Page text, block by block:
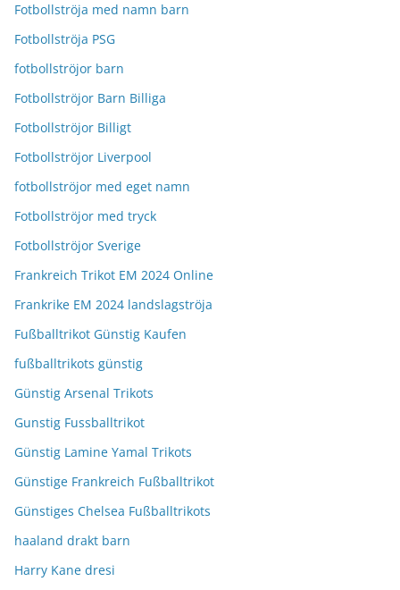
Fotbollströja med namn barn
Fotbollströja PSG
fotbollströjor barn
Fotbollströjor Barn Billiga
Fotbollströjor Billigt
Fotbollströjor Liverpool
fotbollströjor med eget namn
Fotbollströjor med tryck
Fotbollströjor Sverige
Frankreich Trikot EM 2024 Online
Frankrike EM 2024 landslagströja
Fußballtrikot Günstig Kaufen
fußballtrikots günstig
Günstig Arsenal Trikots
Gunstig Fussballtrikot
Günstig Lamine Yamal Trikots
Günstige Frankreich Fußballtrikot
Günstiges Chelsea Fußballtrikots
haaland drakt barn
Harry Kane dresi